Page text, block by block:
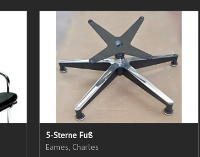
5-Sterne Fuß
Eames, Charles